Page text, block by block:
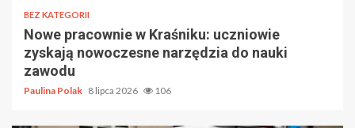
BEZ KATEGORII
Nowe pracownie w Kraśniku: uczniowie
zyskają nowoczesne narzędzia do nauki
zawodu
Paulina Polak 8 lipca 2026 106